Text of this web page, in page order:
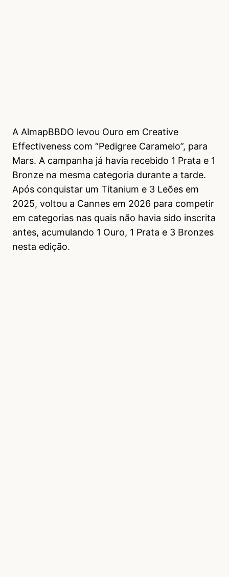
A AlmapBBDO levou Ouro em Creative
Effectiveness com “Pedigree Caramelo”, para
Mars. A campanha já havia recebido 1 Prata e 1
Bronze na mesma categoria durante a tarde.
Após conquistar um Titanium e 3 Leões em
2025, voltou a Cannes em 2026 para competir
em categorias nas quais não havia sido inscrita
antes, acumulando 1 Ouro, 1 Prata e 3 Bronzes
nesta edição.